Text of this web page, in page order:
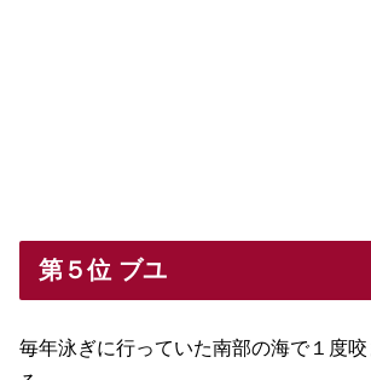
第５位 ブユ
毎年泳ぎに行っていた南部の海で１度